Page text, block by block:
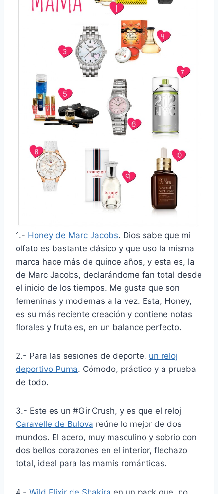
1.- Honey de Marc Jacobs. Dios sabe que mi
olfato es bastante clásico y que uso la misma
marca hace más de quince años, y esta es, la
de Marc Jacobs, declarándome fan total desde
el inicio de los tiempos. Me gusta que son
femeninas y modernas a la vez. Esta, Honey,
es su más reciente creación y contiene notas
florales y frutales, en un balance perfecto.
2.- Para las sesiones de deporte, un reloj
deportivo Puma. Cómodo, práctico y a prueba
de todo.
3.- Este es un #GirlCrush, y es que el reloj
Caravelle de Bulova reúne lo mejor de dos
mundos. El acero, muy masculino y sobrio con
dos bellos corazones en el interior, flechazo
total, ideal para las mamis románticas.